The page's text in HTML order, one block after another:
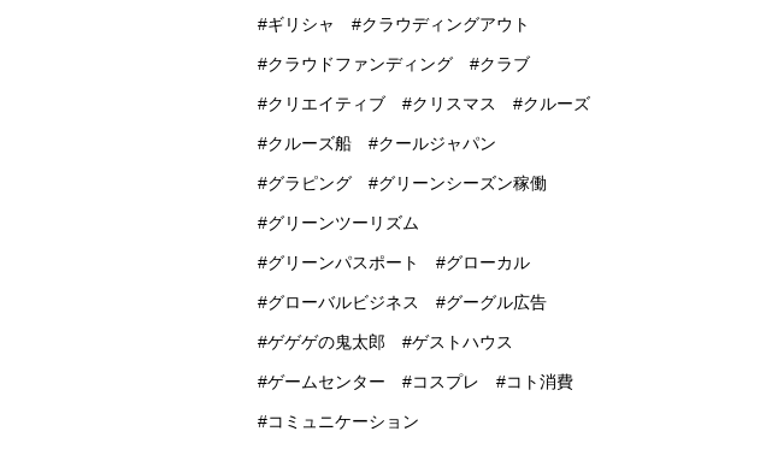
ギリシャ クラウディングアウト
クラウドファンディング クラブ
クリエイティブ クリスマス クルーズ
クルーズ船 クールジャパン
グラピング グリーンシーズン稼働
グリーンツーリズム
グリーンパスポート グローカル
グローバルビジネス グーグル広告
ゲゲゲの鬼太郎 ゲストハウス
ゲームセンター コスプレ コト消費
コミュニケーション